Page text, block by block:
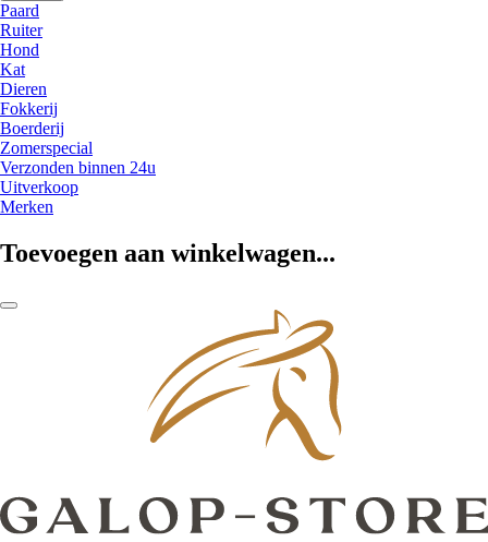
Paard
Ruiter
Hond
Kat
Dieren
Fokkerij
Boerderij
Zomerspecial
Verzonden binnen 24u
Uitverkoop
Merken
Toevoegen aan winkelwagen...